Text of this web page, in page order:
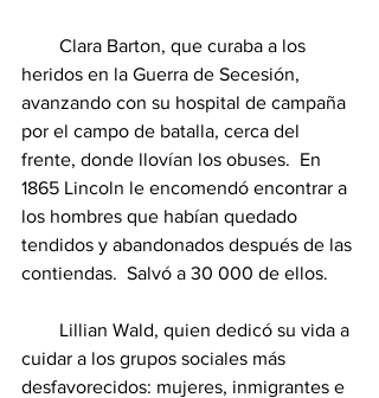
heridos en la Guerra de Secesión,
avanzando con su hospital de campaña
por el campo de batalla, cerca del
frente, donde llovían los obuses.  En
1865 Lincoln le encomendó encontrar a
los hombres que habían quedado
tendidos y abandonados después de las
contiendas.  Salvó a 30 000 de ellos.
cuidar a los grupos sociales más
desfavorecidos: mujeres, inmigrantes e